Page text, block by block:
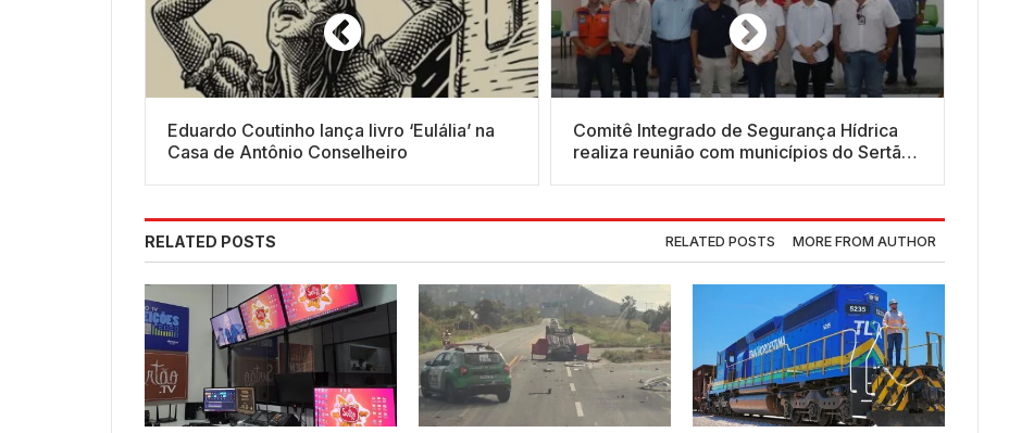
Eduardo Coutinho lança livro ‘Eulália’ na
Casa de Antônio Conselheiro
Comitê Integrado de Segurança Hídrica
realiza reunião com municípios do Sertão
RELATED POSTS RELATED POSTS MORE FROM AUTHOR